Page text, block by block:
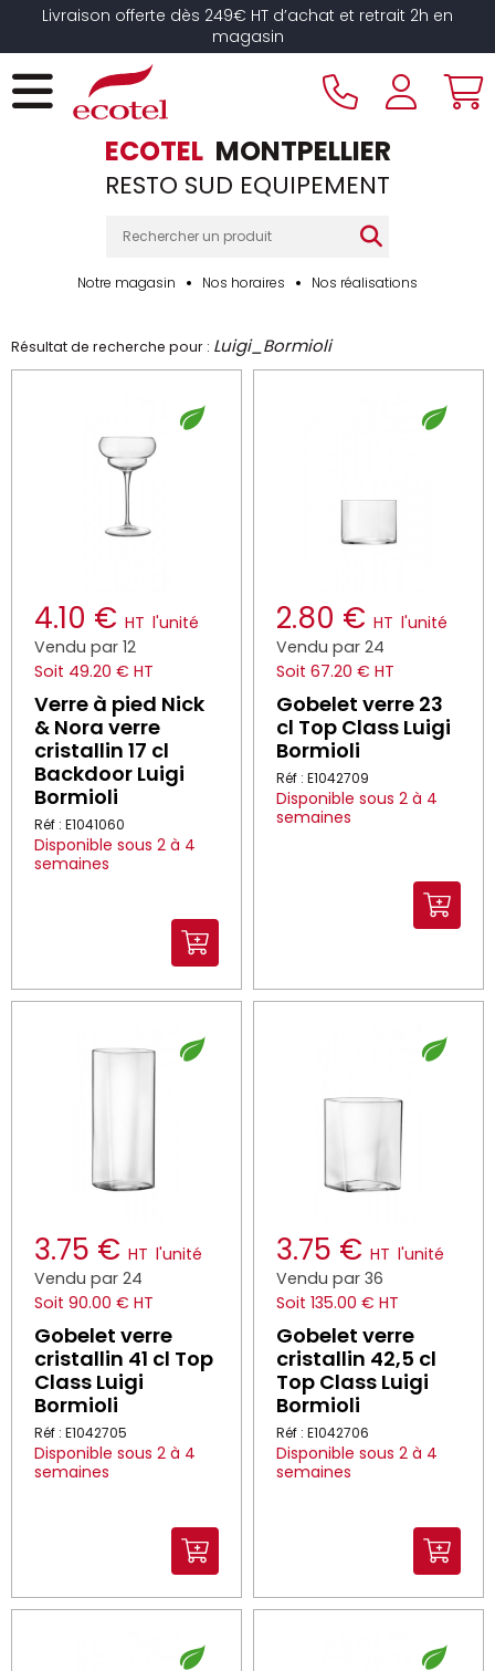
Livraison offerte dès 249€ HT d’achat et retrait 2h en
magasin
ECOTEL MONTPELLIER
RESTO SUD EQUIPEMENT
Notre magasin Nos horaires Nos réalisations
Résultat de recherche pour : Luigi_Bormioli
4.10 € HT l'unité
Vendu par 12
Soit 49.20 € HT
Verre à pied Nick
& Nora verre
cristallin 17 cl
Backdoor Luigi
Bormioli
Réf : E1041060
Disponible sous 2 à 4
semaines
2.80 € HT l'unité
Vendu par 24
Soit 67.20 € HT
Gobelet verre 23
cl Top Class Luigi
Bormioli
Réf : E1042709
Disponible sous 2 à 4
semaines
3.75 € HT l'unité
Vendu par 24
Soit 90.00 € HT
Gobelet verre
cristallin 41 cl Top
Class Luigi
Bormioli
Réf : E1042705
Disponible sous 2 à 4
semaines
3.75 € HT l'unité
Vendu par 36
Soit 135.00 € HT
Gobelet verre
cristallin 42,5 cl
Top Class Luigi
Bormioli
Réf : E1042706
Disponible sous 2 à 4
semaines
Panneau de gestion des cookies